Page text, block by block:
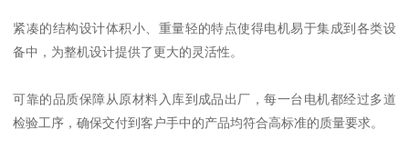
紧凑的结构设计体积小、重量轻的特点使得电机易于集成到各类设
备中，为整机设计提供了更大的灵活性。
可靠的品质保障从原材料入库到成品出厂，每一台电机都经过多道
检验工序，确保交付到客户手中的产品均符合高标准的质量要求。